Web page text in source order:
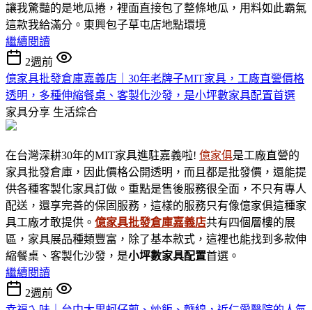
讓我驚豔的是地瓜捲，裡面直接包了整條地瓜，用料如此霸氣
這款我給滿分。東興包子草屯店地點環境
繼續閱讀
2週前
億家具批發倉庫嘉義店｜30年老牌子MIT家具，工廠直營價格
透明，多種伸縮餐桌、客製化沙發，是小坪數家具配置首選
家具分享 生活綜合
在台灣深耕30年的MIT家具進駐嘉義啦! 億家俱是工廠直營的
家具批發倉庫，因此價格公開透明，而且都是批發價，還能提
供各種客製化家具訂做。重點是售後服務很全面，不只有專人
配送，還享完善的保固服務，這樣的服務只有像億家俱這種家
具工廠才敢提供。 億家具批發倉庫嘉義店共有四個層樓的展
區，家具展品種類豐富，除了基本款式，這裡也能找到多款伸
縮餐桌、客製化沙發，是小坪數家具配置首選。
繼續閱讀
2週前